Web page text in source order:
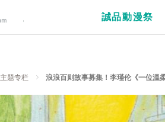
誠品動漫祭
主题专栏 浪浪百则故事募集！李瑾伦《一位温